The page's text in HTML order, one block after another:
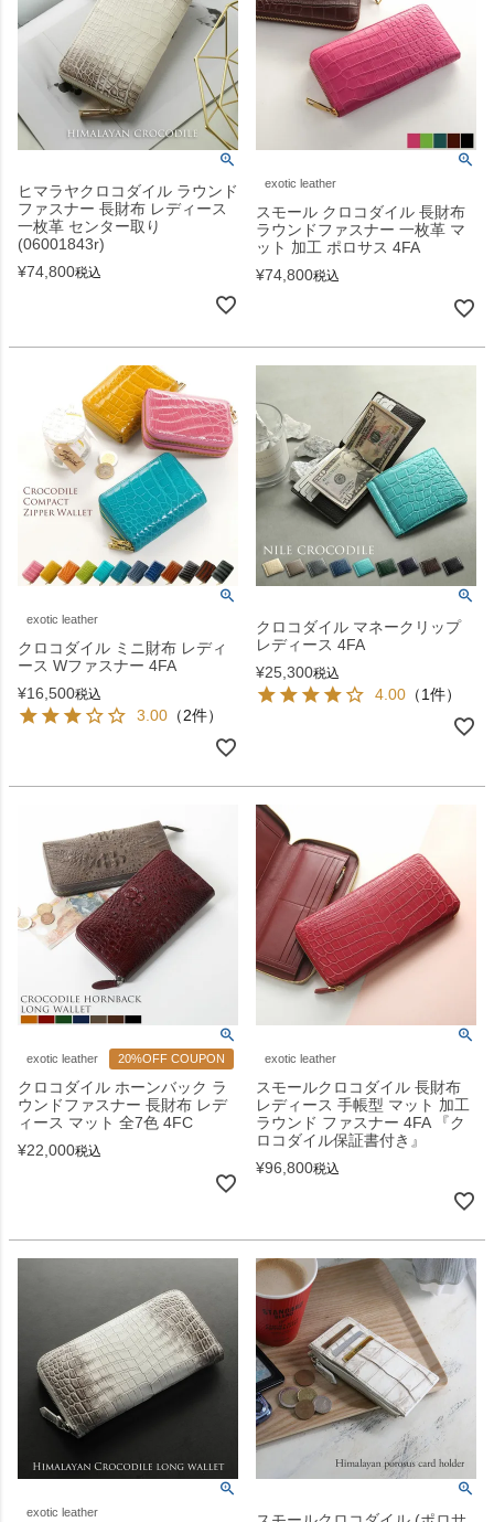
ヒマラヤクロコダイル ラウンド
ファスナー 長財布 レディース
一枚革 センター取り
(06001843r)
¥74,800税込
exotic leather
スモール クロコダイル 長財布
ラウンドファスナー 一枚革 マ
ット 加工 ポロサス 4FA
¥74,800税込
exotic leather
クロコダイル ミニ財布 レディ
ース Wファスナー 4FA
¥16,500税込
3.00 （2件）
クロコダイル マネークリップ
レディース 4FA
¥25,300税込
4.00 （1件）
exotic leather 20%OFF COUPON
クロコダイル ホーンバック ラ
ウンドファスナー 長財布 レデ
ィース マット 全7色 4FC
¥22,000税込
exotic leather
スモールクロコダイル 長財布
レディース 手帳型 マット 加工
ラウンド ファスナー 4FA 『ク
ロコダイル保証書付き』
¥96,800税込
exotic leather